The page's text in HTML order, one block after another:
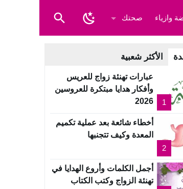
وازياء صحتك
الأكثر شعبية
1
عبارات تهنئة زواج للعريس
وأفكار هدايا مبتكرة للعروسين
2026
2
أخطاء شائعة بعد عملية تكميم
المعدة وكيف تتجنبها
أجمل الكلمات وأروع الهدايا في
تهنئة الزواج وكتب الكتاب